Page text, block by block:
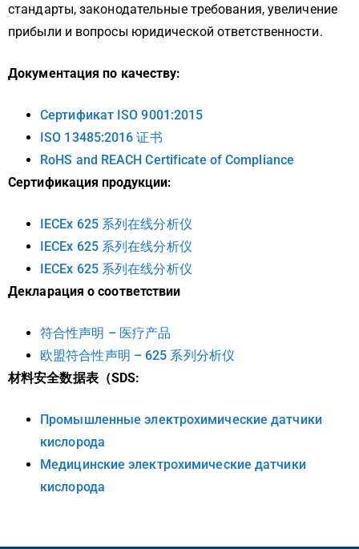
стандарты, законодательные требования, увеличение
прибыли и вопросы юридической ответственности.
Документация по качеству:
Сертификат ISO 9001:2015
ISO 13485:2016 证书
RoHS and REACH Certificate of Compliance
Сертификация продукции:
IECEx 625 系列在线分析仪
IECEx 625 系列在线分析仪
IECEx 625 系列在线分析仪
Декларация о соответствии
符合性声明 – 医疗产品
欧盟符合性声明 – 625 系列分析仪
材料安全数据表（SDS:
Промышленные электрохимические датчики
кислорода
Медицинские электрохимические датчики
кислорода